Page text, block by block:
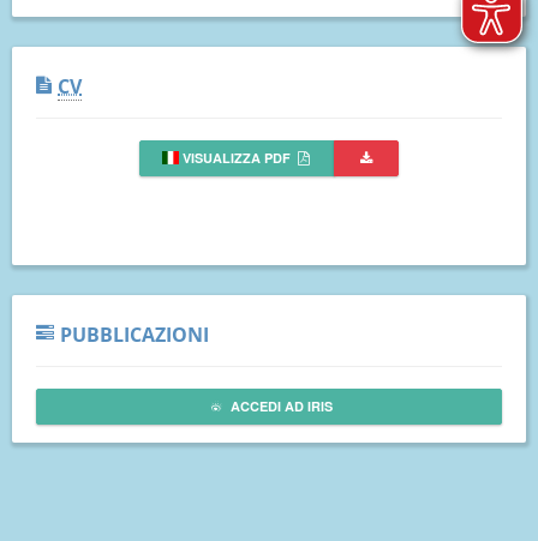
CV
VISUALIZZA PDF
PUBBLICAZIONI
ACCEDI AD IRIS